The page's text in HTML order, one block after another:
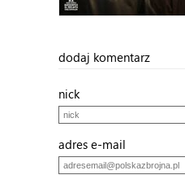
dodaj komentarz
nick
adres e-mail